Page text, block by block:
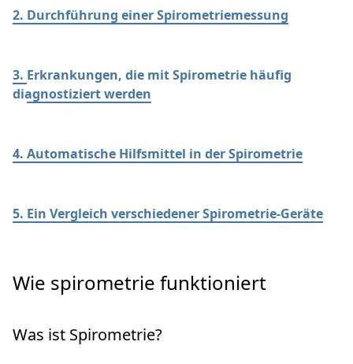
2. Durchführung einer Spirometriemessung
3. Erkrankungen, die mit Spirometrie häufig
diagnostiziert werden
4. Automatische Hilfsmittel in der Spirometrie
5. Ein Vergleich verschiedener Spirometrie-Geräte
Wie spirometrie funktioniert
Was ist Spirometrie?